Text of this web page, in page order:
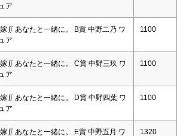
ア
∬ あなたと一緒に。 B賞 中野二乃 ワ
ア
1100
∬ あなたと一緒に。 C賞 中野三玖 ワ
ア
1100
∬ あなたと一緒に。 D賞 中野四葉 ワ
ア
1100
∬ あなたと一緒に。 E賞 中野五月 ワ
1320